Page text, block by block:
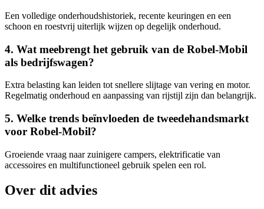
Een volledige onderhoudshistoriek, recente keuringen en een
schoon en roestvrij uiterlijk wijzen op degelijk onderhoud.
4. Wat meebrengt het gebruik van de Robel-Mobil
als bedrijfswagen?
Extra belasting kan leiden tot snellere slijtage van vering en motor.
Regelmatig onderhoud en aanpassing van rijstijl zijn dan belangrijk.
5. Welke trends beïnvloeden de tweedehandsmarkt
voor Robel-Mobil?
Groeiende vraag naar zuinigere campers, elektrificatie van
accessoires en multifunctioneel gebruik spelen een rol.
Over dit advies